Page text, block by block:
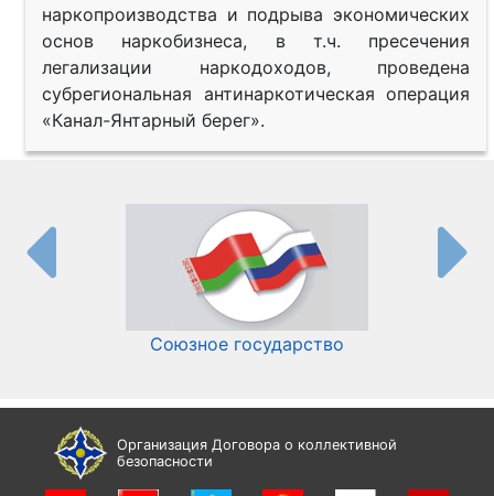
наркопроизводства и подрыва экономических
основ наркобизнеса, в т.ч. пресечения
легализации наркодоходов, проведена
субрегиональная антинаркотическая операция
«Канал-Янтарный берег».
Союзное государство
Организация Договора о коллективной
безопасности